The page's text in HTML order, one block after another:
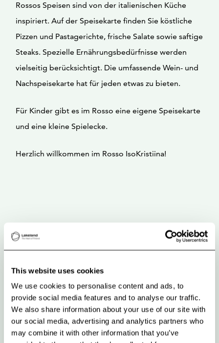
This website uses cookies
We use cookies to personalise content and ads, to
provide social media features and to analyse our traffic.
We also share information about your use of our site with
our social media, advertising and analytics partners who
may combine it with other information that you’ve
Rossos Speisen sind von der italienischen Küche
inspiriert. Auf der Speisekarte finden Sie köstliche
Pizzen und Pastagerichte, frische Salate sowie saftige
Steaks. Spezielle Ernährungsbedürfnisse werden
vielseitig berücksichtigt. Die umfassende Wein- und
Nachspeisekarte hat für jeden etwas zu bieten.
Für Kinder gibt es im Rosso eine eigene Speisekarte
und eine kleine Spielecke.
Herzlich willkommen im Rosso IsoKristiina!